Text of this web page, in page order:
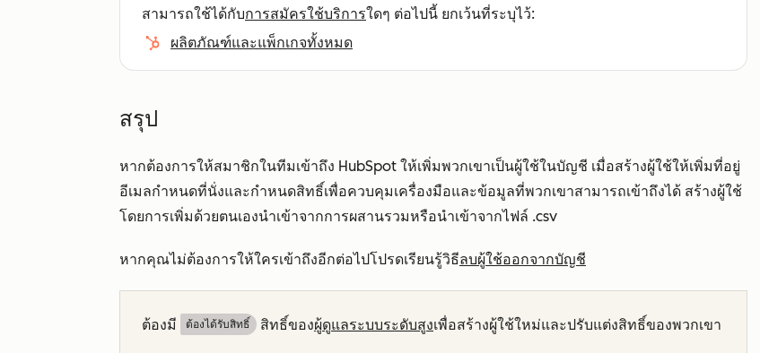
สามารถใช้ได้กับการสมัครใช้บริการใดๆ ต่อไปนี้ ยกเว้นที่ระบุไว้:
ผลิตภัณฑ์และแพ็กเกจทั้งหมด
สรุป
หากต้องการให้สมาชิกในทีมเข้าถึง HubSpot ให้เพิ่มพวกเขาเป็นผู้ใช้ในบัญชี เมื่อสร้างผู้ใช้ให้เพิ่มที่อยู่
อีเมลกำหนดที่นั่งและกำหนดสิทธิ์เพื่อควบคุมเครื่องมือและข้อมูลที่พวกเขาสามารถเข้าถึงได้ สร้างผู้ใช้
โดยการเพิ่มด้วยตนเองนำเข้าจากการผสานรวมหรือนำเข้าจากไฟล์ .csv
หากคุณไม่ต้องการให้ใครเข้าถึงอีกต่อไปโปรดเรียนรู้วิธีลบผู้ใช้ออกจากบัญชี
ต้องมี ต้องได้รับสิทธิ์​ สิทธิ์ของผู้ดูแลระบบระดับสูงเพื่อสร้างผู้ใช้ใหม่และปรับแต่งสิทธิ์ของพวกเขา